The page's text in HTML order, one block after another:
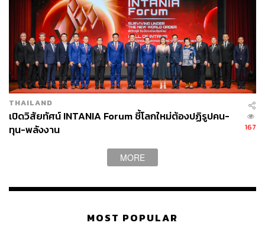
ABOUT THE AUTHOR
กรรณ์ หทัยศรัทธา
(ลูกค้ารายย่อย) บริษัทหลักทรัพย์ ซีจีเอส
อินเตอร์เนชั่นแนล (ประเทศไทย) และ
THAILAND
เปิดวิสัยทัศน์ INTANIA Forum ชี้โลกใหม่ต้องปฏิรูปคน-
ทุน-พลังงาน
167
MORE
MOST POPULAR